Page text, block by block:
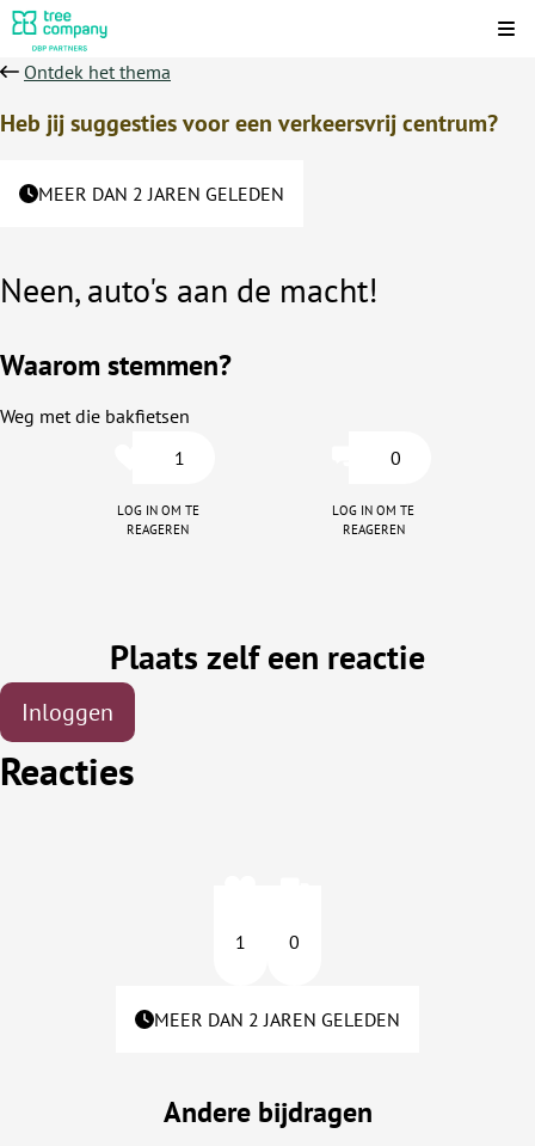
Ontdek het thema
Heb jij suggesties voor een verkeersvrij centrum?
MEER DAN 2 JAREN GELEDEN
Neen, auto's aan de macht!
Waarom stemmen?
Weg met die bakfietsen
1
Log in om te
reageren
0
Log in om te
reageren
Plaats zelf een reactie
Inloggen
Reacties
1 0
MEER DAN 2 JAREN GELEDEN
Andere bijdragen